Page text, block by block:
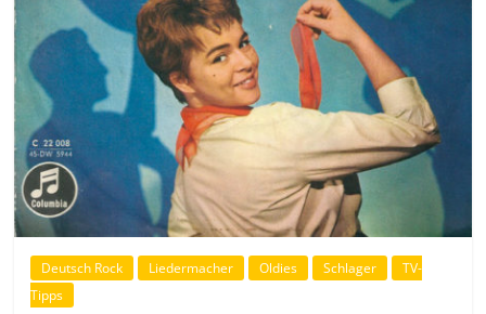
Deutsch Rock Liedermacher Oldies Schlager
TV-
Tipps